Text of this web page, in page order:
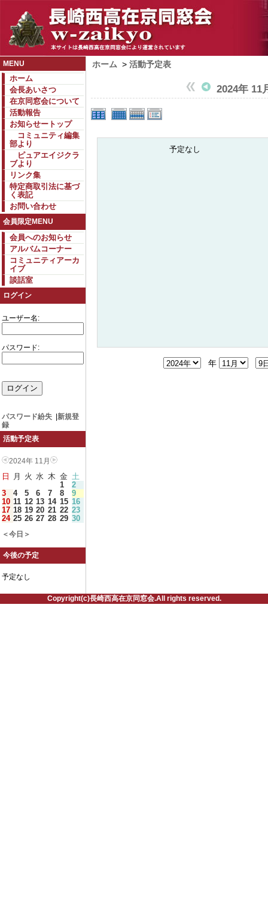
MENU
ホーム
会長あいさつ
在京同窓会について
活動報告
お知らせートップ
コミュニティ編集
部より
ピュアエイジクラ
ブより
リンク集
特定商取引法に基づ
く表記
お問い合わせ
会員限定MENU
会員へのお知らせ
アルバムコーナー
コミュニティアーカ
イブ
談話室
ログイン
ユーザー名:
パスワード:
パスワード紛失
新規登
録
活動予定表
2024年 11月
日 月 火 水 木 金 土
1
2
3
4 5 6 7 8
9
10 11 12 13 14 15 16
17 18 19 20 21 22 23
24 25 26 27 28 29 30
＜今日＞
今後の予定
予定なし
ホーム > 活動予定表
2024年 11
予定なし
年
Copyright(c)長崎西高在京同窓会.All rights reserved.